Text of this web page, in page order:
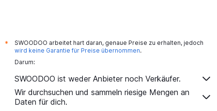
Flüge von Tunis nach Frankfurt Hahn
Flüge von Agadir nach Frankfurt am Main
Flüge von Tunis nach Berlin
Flüge von Casablanca nach Düsseldorf
*
SWOODOO arbeitet hart daran, genaue Preise zu erhalten, jedoch
wird keine Garantie für Preise übernommen.
Darum:
SWOODOO ist weder Anbieter noch Verkäufer.
Wir durchsuchen und sammeln riesige Mengen an
Daten für dich.